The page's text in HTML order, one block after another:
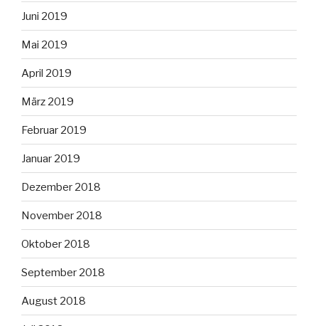
Juni 2019
Mai 2019
April 2019
März 2019
Februar 2019
Januar 2019
Dezember 2018
November 2018
Oktober 2018
September 2018
August 2018